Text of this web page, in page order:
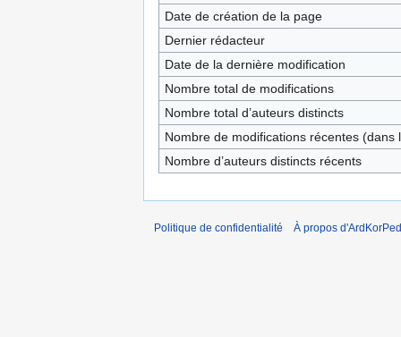
Date de création de la page
Dernier rédacteur
Date de la dernière modification
Nombre total de modifications
Nombre total d’auteurs distincts
Nombre de modifications récentes (dans
Nombre d’auteurs distincts récents
Politique de confidentialité À propos